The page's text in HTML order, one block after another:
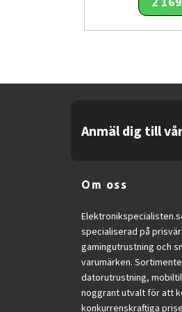
Anmäl dig till
Om oss
specialiserad på
gamingutrustning och
varumärken.
datorutrustning,
noggrant utvalt för att
konkurrenskraftiga